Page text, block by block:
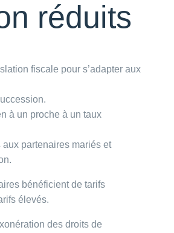
réduits
fiscale pour s’adapter aux
à un proche à un taux
partenaires mariés et
bénéficient de tarifs
élevés.
des droits de